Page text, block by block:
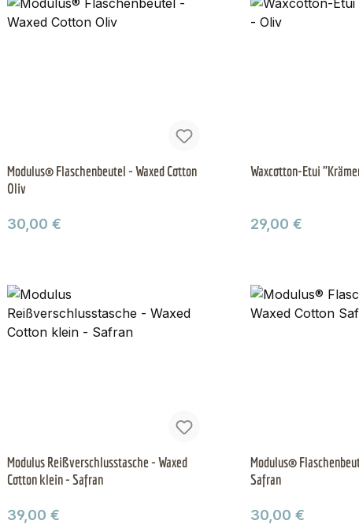
Modulus® Flaschenbeutel - Waxed Cotton
Oliv
Regulärer Preis:
30,00 €
Waxcotton-Etui
Regulärer Preis:
29,00 €
Modulus Reißverschlusstasche - Waxed
Cotton klein - Safran
Regulärer Preis:
39,00 €
Modulus®
Safran
Regulärer Preis:
30,00 €